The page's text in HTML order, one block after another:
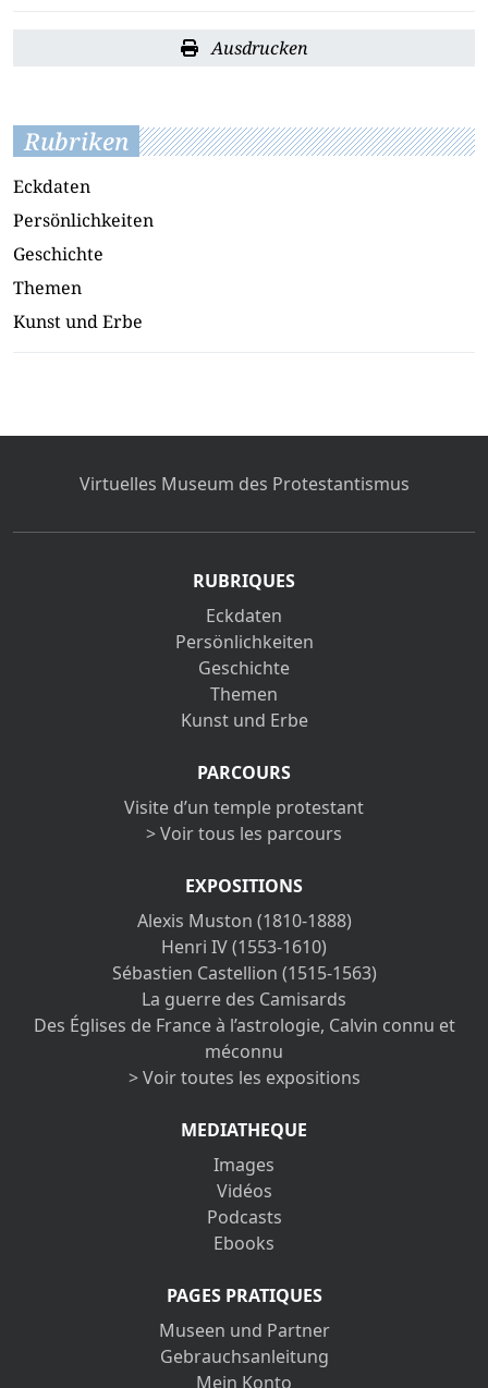
Ausdrucken
Rubriken
Eckdaten
Persönlichkeiten
Geschichte
Themen
Kunst und Erbe
Virtuelles Museum des Protestantismus
RUBRIQUES
Eckdaten
Persönlichkeiten
Geschichte
Themen
Kunst und Erbe
PARCOURS
Visite d’un temple protestant
> Voir tous les parcours
EXPOSITIONS
Alexis Muston (1810-1888)
Henri IV (1553-1610)
Sébastien Castellion (1515-1563)
La guerre des Camisards
Des Églises de France à l’astrologie, Calvin connu et
méconnu
> Voir toutes les expositions
MEDIATHEQUE
Images
Vidéos
Podcasts
Ebooks
PAGES PRATIQUES
Museen und Partner
Gebrauchsanleitung
Mein Konto